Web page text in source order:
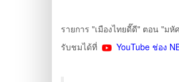
รายการ "เมืองไทยดี๊ดี" ตอน "ม
รับชมได้ที่
YouTube ช่อง